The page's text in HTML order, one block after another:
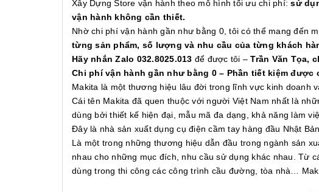
Xây Dựng Store vận hành theo mô hình tối ưu chi phí:sử
vận hành không cần thiết.
Nhờ chi phí vận hành gần như bằng 0, tôi có thể mang đến
từng sản phẩm, số lượng và nhu cầu của từng khách
Hãy nhắn Zalo 032.8025.013 để được tôi –Trần Văn Tọa,
Chi phí vận hành gần như bằng 0 – Phần tiết kiệm
Makita là một thương hiệu lâu đời trong lĩnh vực kinh doanh
Cái tên Makita đã quen thuộc với người Việt Nam nhất là
dùng bởi thiết kế hiện đại, mẫu mã đa dạng, khả năng làm
Đây là nhà sản xuất dụng cụ điện cầm tay hàng đầu Nhật
Là một trong những thương hiệu dẫn đầu trong ngành sản
nhau cho những mục đích, nhu cầu sử dụng khác nhau. Từ
dùng trong thi công các công trình cầu đường, tòa nhà…